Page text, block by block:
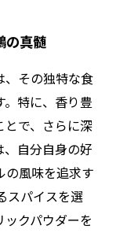
の真髄
、その独特な食
特に、香り豊
とで、さらに深
自分自身の好
の風味を追求す
スパイスを選
クパウダーを